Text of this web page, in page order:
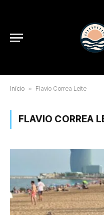
Início » Flavio Correa Leite
FLAVIO CORREA